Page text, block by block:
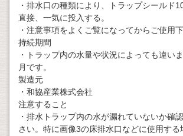
・排水口の種類により、トラップシールド
直接、一気に投入する。
・注意事項をよくご覧になってからご使用下
持続期間
・トラップ内の水量や状況によっても違い
月です。
製造元
・和協産業株式会社
注意すること
・排水トラップ内の水が漏れていないか確
さい。特に画像3の床排水口などに使用する